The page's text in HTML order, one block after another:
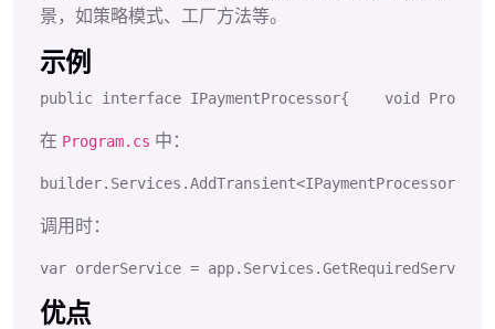
景，如策略模式、工厂方法等。
示例
public interface IPaymentProcessor{ void
在 Program.cs 中：
builder. Services .AddTransient<IPaymentProcessor
调用时：
var orderService = app. Services .GetRequiredService
优点